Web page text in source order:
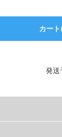
カー
発送